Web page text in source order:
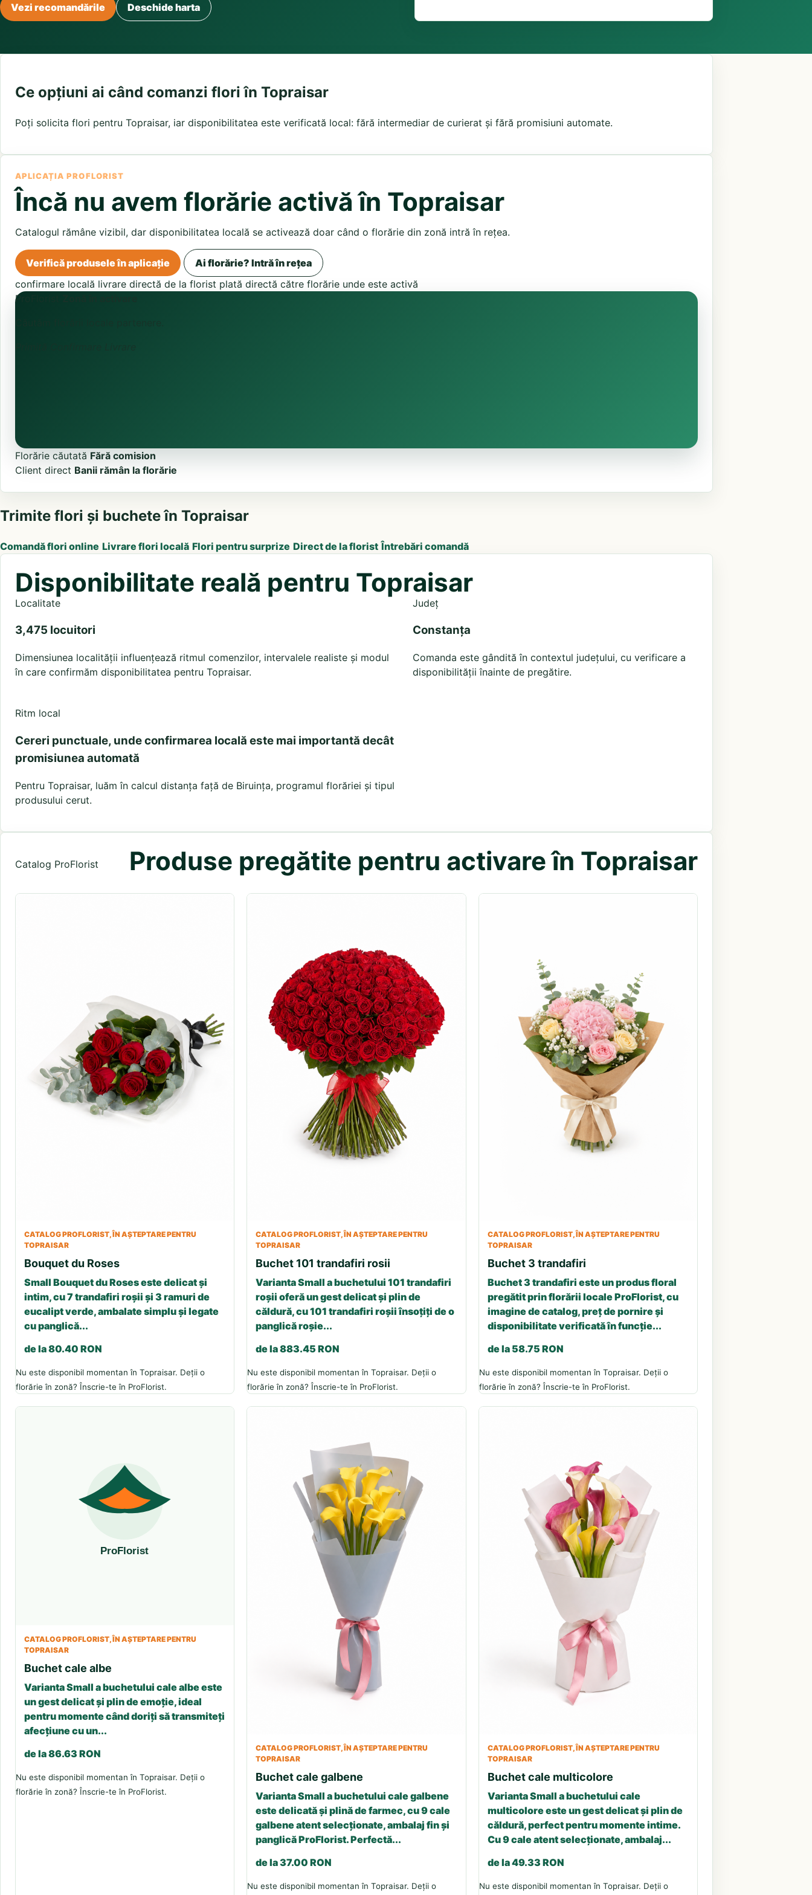
Olt
Prahova
Salaj
Valcea
Vaslui Vrancea
Buchete lalele
Buchete mixte
Buchete trandafiri galbeni
Trandafiri albastri
Vezi recomandările Deschide harta
Ce opțiuni ai când comanzi flori în Topraisar
Poți solicita flori pentru Topraisar, iar disponibilitatea este verificată local: fără intermediar de curierat și fără promisiuni automate.
APLICAȚIA PROFLORIST
Încă nu avem florărie activă în Topraisar
Catalogul rămâne vizibil, dar disponibilitatea locală se activează doar când o florărie din zonă intră în rețea.
Verifică produsele în aplicație
Ai florărie? Intră în rețea
confirmare locală livrare directă de la florist plată directă către florărie unde este activă
ProFlorist
Florărie căutată Fără comision
Client direct Banii rămân la florărie
Trimite flori și buchete în Topraisar
Comandă flori online Livrare flori locală Flori pentru surprize Direct de la florist Întrebări comandă
Disponibilitate reală pentru Topraisar
Localitate
3,475 locuitori
Dimensiunea localității influențează ritmul comenzilor, intervalele realiste și modul
în care confirmăm disponibilitatea pentru Topraisar.
Județ
Constanța
Comanda este gândită în contextul județului, cu verificare a
disponibilității înainte de pregătire.
Ritm local
Cereri punctuale, unde confirmarea locală este mai importantă decât
promisiunea automată
Pentru Topraisar, luăm în calcul distanța față de Biruința, programul florăriei și tipul
produsului cerut.
Catalog ProFlorist Produse pregătite pentru activare în Topraisar
CATALOG PROFLORIST, ÎN AȘTEPTARE PENTRU
TOPRAISAR
Bouquet du Roses
Small Bouquet du Roses este delicat și
intim, cu 7 trandafiri roșii și 3 ramuri de
eucalipt verde, ambalate simplu și legate
cu panglică...
de la 80.40 RON
Nu este disponibil momentan în Topraisar. Deții o
florărie în zonă? Înscrie-te în ProFlorist.
CATALOG PROFLORIST, ÎN AȘTEPTARE PENTRU
TOPRAISAR
Buchet 101 trandafiri rosii
Varianta Small a buchetului 101 trandafiri
roșii oferă un gest delicat și plin de
căldură, cu 101 trandafiri roșii însoțiți de o
panglică roșie...
de la 883.45 RON
Nu este disponibil momentan în Topraisar. Deții o
florărie în zonă? Înscrie-te în ProFlorist.
CATALOG PROFLORIST, ÎN AȘTEPTARE PENTRU
TOPRAISAR
Buchet 3 trandafiri
Buchet 3 trandafiri este un produs floral
pregătit prin florării locale ProFlorist, cu
imagine de catalog, preț de pornire și
disponibilitate verificată în funcție...
de la 58.75 RON
Nu este disponibil momentan în Topraisar. Deții o
florărie în zonă? Înscrie-te în ProFlorist.
CATALOG PROFLORIST, ÎN AȘTEPTARE PENTRU
TOPRAISAR
Buchet cale albe
Varianta Small a buchetului cale albe este
un gest delicat și plin de emoție, ideal
pentru momente când doriți să transmiteți
afecțiune cu un...
de la 86.63 RON
Nu este disponibil momentan în Topraisar. Deții o
florărie în zonă? Înscrie-te în ProFlorist.
CATALOG PROFLORIST, ÎN AȘTEPTARE PENTRU
TOPRAISAR
Buchet cale galbene
Varianta Small a buchetului cale galbene
este delicată și plină de farmec, cu 9 cale
galbene atent selecționate, ambalaj fin și
panglică ProFlorist. Perfectă...
de la 37.00 RON
Nu este disponibil momentan în Topraisar. Deții o
CATALOG PROFLORIST, ÎN AȘTEPTARE PENTRU
TOPRAISAR
Buchet cale multicolore
Varianta Small a buchetului cale
multicolore este un gest delicat și plin de
căldură, perfect pentru momente intime.
Cu 9 cale atent selecționate, ambalaj...
de la 49.33 RON
Nu este disponibil momentan în Topraisar. Deții o